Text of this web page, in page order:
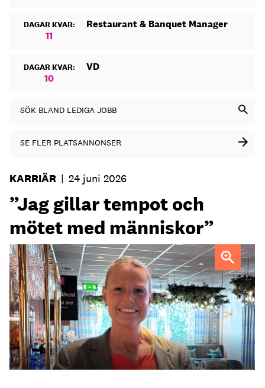
DAGAR KVAR:
11
Restaurant & Banquet Manager
DAGAR KVAR:
10
VD
SÖK BLAND LEDIGA JOBB
SE FLER PLATSANNONSER
KARRIÄR | 24 juni 2026
”Jag gillar tempot och
mötet med människor”
Maria Norberg, ny general manager på Skogshem & Wijk